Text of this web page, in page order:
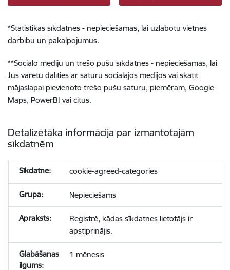
*Statistikas sīkdatnes - nepieciešamas, lai uzlabotu vietnes
darbību un pakalpojumus.
**Sociālo mediju un trešo pušu sīkdatnes - nepieciešamas, lai
Jūs varētu dalīties ar saturu sociālajos medijos vai skatīt
mājaslapai pievienoto trešo pušu saturu, piemēram, Google
Maps, PowerBI vai citus.
Detalizētāka informācija par izmantotajām
sīkdatnēm
cookie-agreed-categories
Nepieciešams
Reģistrē, kādas sīkdatnes lietotājs ir
apstiprinājis.
1 mēnesis